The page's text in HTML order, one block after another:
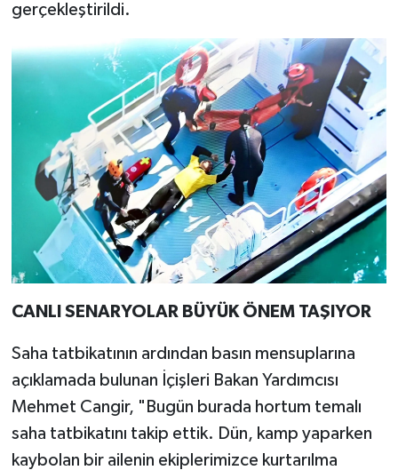
gerçekleştirildi.
CANLI SENARYOLAR BÜYÜK ÖNEM TAŞIYOR
Saha tatbikatının ardından basın mensuplarına
açıklamada bulunan İçişleri Bakan Yardımcısı
Mehmet Cangir, "Bugün burada hortum temalı
saha tatbikatını takip ettik. Dün, kamp yaparken
kaybolan bir ailenin ekiplerimizce kurtarılma